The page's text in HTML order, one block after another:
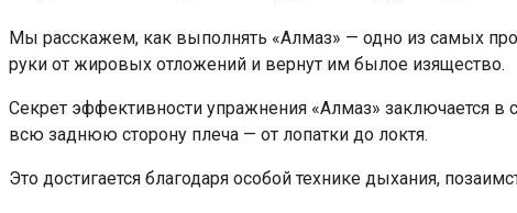
Мы расскажем, как выполнять «Алмаз» — одно из самых
руки от жировых отложений и вернут им былое изящество.
Секрет эффективности упражнения «Алмаз» заключается
всю заднюю сторону плеча — от лопатки до локтя.
Это достигается благодаря особой технике дыхания,